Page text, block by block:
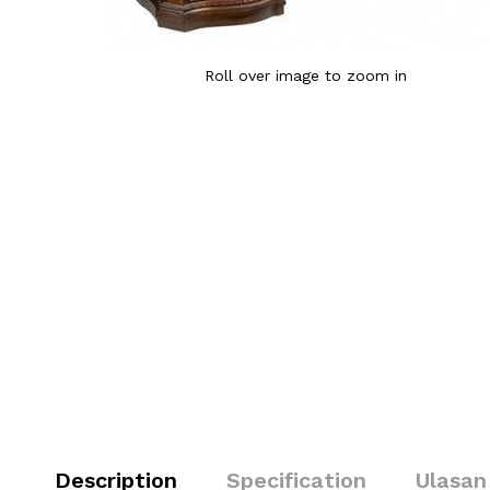
Roll over image to zoom in
Description Specification